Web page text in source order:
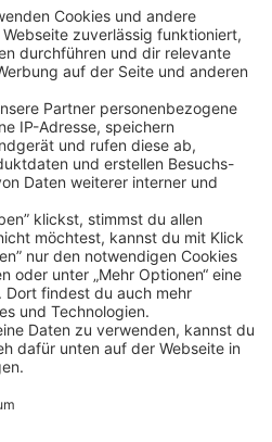
Jobs zu sehen.
Privatsphäre-Einstellungen